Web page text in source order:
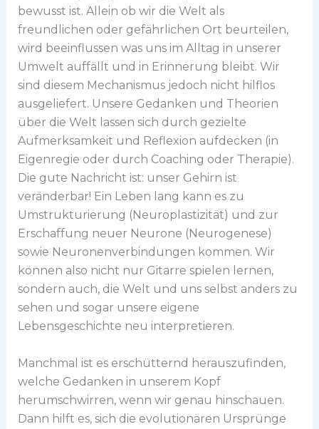
bewusst ist. Allein ob wir die Welt als
freundlichen oder gefährlichen Ort beurteilen,
wird beeinflussen was uns im Alltag in unserer
Umwelt auffällt und in Erinnerung bleibt. Wir
sind diesem Mechanismus jedoch nicht hilflos
ausgeliefert. Unsere Gedanken und Theorien
über die Welt lassen sich durch gezielte
Aufmerksamkeit und Reflexion aufdecken (in
Eigenregie oder durch Coaching oder Therapie).
Die gute Nachricht ist: unser Gehirn ist
veränderbar! Ein Leben lang kann es zu
Umstrukturierung (Neuroplastizität) und zur
Erschaffung neuer Neurone (Neurogenese)
sowie Neuronenverbindungen kommen. Wir
können also nicht nur Gitarre spielen lernen,
sondern auch, die Welt und uns selbst anders zu
sehen und sogar unsere eigene
Lebensgeschichte neu interpretieren.
Manchmal ist es erschütternd herauszufinden,
welche Gedanken in unserem Kopf
herumschwirren, wenn wir genau hinschauen.
Dann hilft es, sich die evolutionären Ursprünge